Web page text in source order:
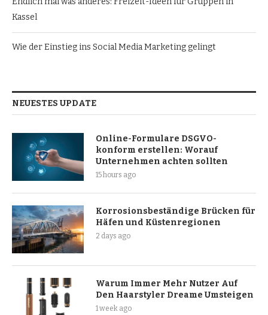
Kassel
Wie der Einstieg ins Social Media Marketing gelingt
NEUESTES UPDATE
Online-Formulare DSGVO-
konform erstellen: Worauf
Unternehmen achten sollten
15 hours ago
Korrosionsbeständige Brücken für
Häfen und Küstenregionen
2 days ago
Warum Immer Mehr Nutzer Auf
Den Haarstyler Dreame Umsteigen
1 week ago